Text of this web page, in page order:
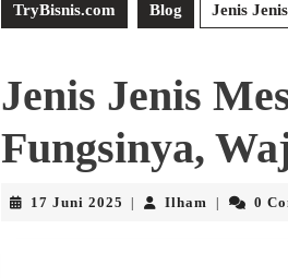
TryBisnis.com Blog Jenis
Jenis Jenis
Fungsinya,
17 Juni 2025 17
Ilham Ilham 0